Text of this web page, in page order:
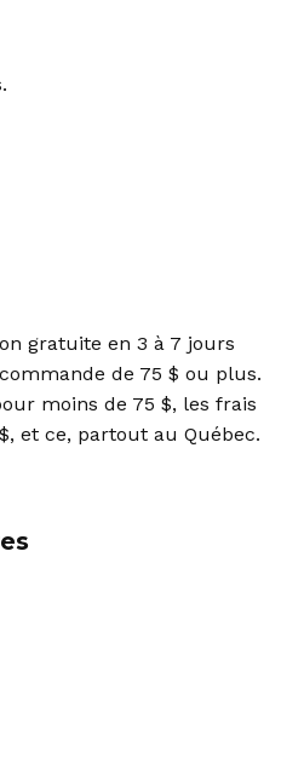
gratuite en 3 à 7 jours
de 75 $ ou plus.
moins de 75 $, les frais
et ce, partout au Québec.